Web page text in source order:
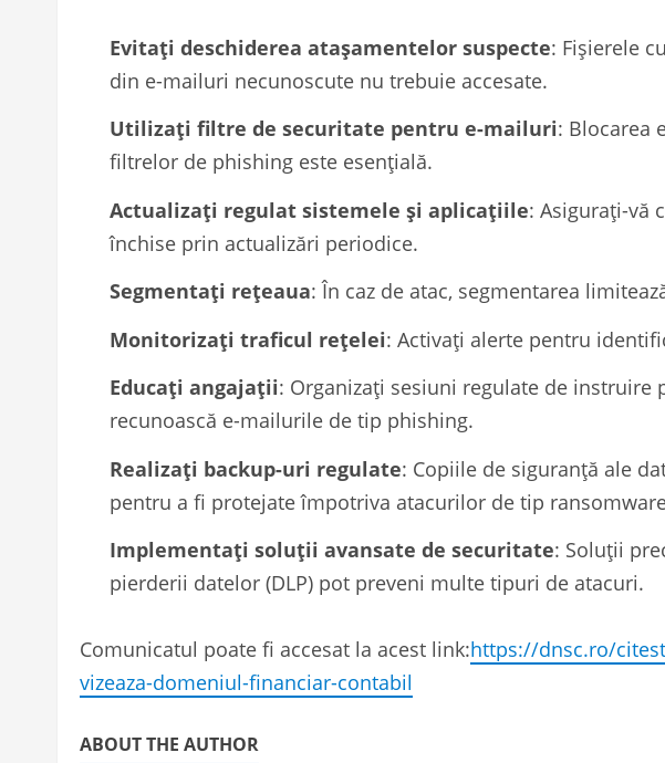
Evitați deschiderea atașamentelor suspecte: Fișierele
din e-mailuri necunoscute nu trebuie accesate.
Utilizați filtre de securitate pentru e-mailuri: Blocarea
filtrelor de phishing este esențială.
Actualizați regulat sistemele și aplicațiile: Asigurați-vă
închise prin actualizări periodice.
Segmentați rețeaua: În caz de atac, segmentarea
Monitorizați traficul rețelei: Activați alerte pentru
Educați angajații: Organizați sesiuni regulate de instruire
recunoască e-mailurile de tip phishing.
Realizați backup-uri regulate: Copiile de siguranță ale
pentru a fi protejate împotriva atacurilor de tip
Implementați soluții avansate de securitate: Soluții
pierderii datelor (DLP) pot preveni multe tipuri de atacuri.
Comunicatul poate fi accesat la acest link:https://dnsc.ro/
vizeaza-domeniul-financiar-contabil
ABOUT THE AUTHOR